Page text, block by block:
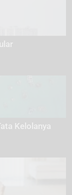
Kelolanya